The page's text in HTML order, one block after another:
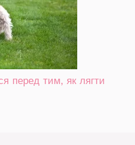
перед тим, як лягти